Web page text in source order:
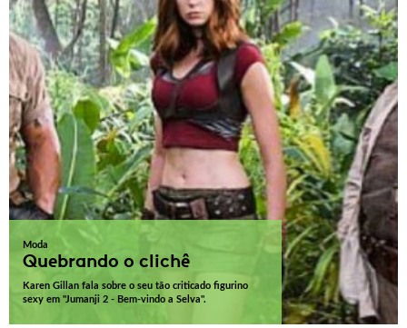
Moda
Quebrando o clichê
Karen Gillan fala sobre o seu tão criticado figurino
sexy em "Jumanji 2 - Bem-vindo a Selva".